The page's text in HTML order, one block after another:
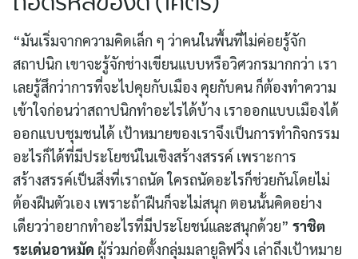
“มันเริ่มจากความคิดเล็ก ๆ ว่าคนในพื้นที่ไม่ค่อยรู้จัก
สถาปนิก เขาจะรู้จักช่างเขียนแบบหรือวิศวกรมากกว่า เรา
เลยรู้สึกว่าการที่จะไปคุยกับเมือง คุยกับคน ก็ต้องทำความ
เข้าใจก่อนว่าสถาปนิกทำอะไรได้บ้าง เราออกแบบเมืองได้
ออกแบบชุมชนได้ เป้าหมายของเราจึงเป็นการทำกิจกรรม
อะไรก็ได้ที่มีประโยชน์ในเชิงสร้างสรรค์ เพราะการ
สร้างสรรค์เป็นสิ่งที่เราถนัด ใครถนัดอะไรก็ช่วยกันโดยไม่
ต้องฝืนตัวเอง เพราะถ้าฝืนก็จะไม่สนุก ตอนนั้นคิดอย่าง
เดียวว่าอยากทำอะไรที่มีประโยชน์และสนุกด้วย” ราชิต
ระเด่นอาหมัด ผู้ร่วมก่อตั้งกลุ่มมลายูลิฟวิ่ง เล่าถึงเป้าหมาย